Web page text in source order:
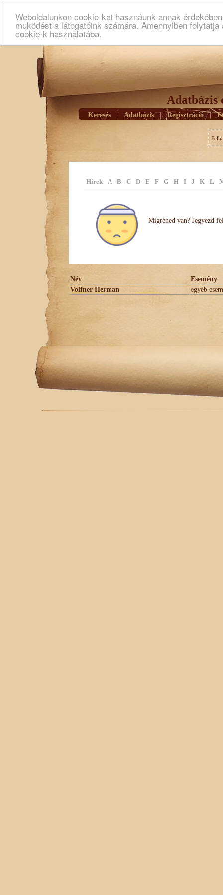
Weboldalunkon cookie-kat hasznáunk annak
muködést a látogatóink számára. Amennyiben
cookie-k használatába.
Adatbázis
Keresés Adatbázis | Regisztráció |
Hírek A B C D E F G H I J K L
Migréned van? Jegyezd
Név
Esemény
Volfner Herman
egyéb